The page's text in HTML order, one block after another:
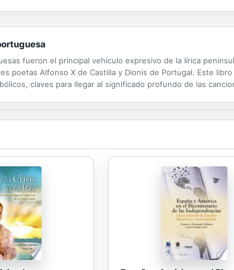
fueron el principal vehículo expresivo de la lírica
poetas Alfonso X de Castilla y Dionis de Portugal. Este
claves para llegar al significado profundo de las